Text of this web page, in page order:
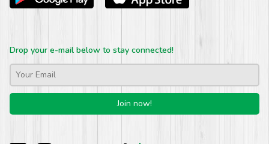
Drop your e-mail below to stay connected!
Email *